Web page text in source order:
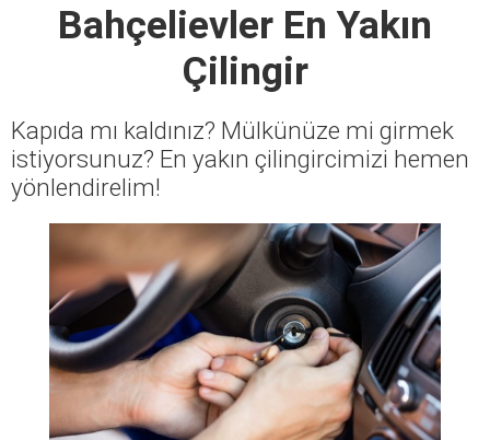
Bahçelievler En Yakın
Çilingir
Kapıda mı kaldınız? Mülkünüze mi girmek
istiyorsunuz? En yakın çilingircimizi hemen
yönlendirelim!